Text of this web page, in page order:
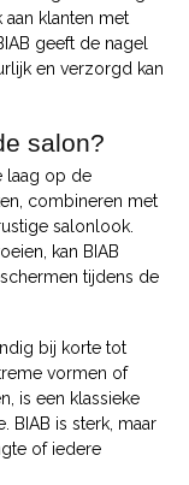
aan klanten met
geeft de nagel
en verzorgd kan
salon?
laag op de
combineren met
salonlook.
kan BIAB
tijdens de
bij korte tot
vormen of
is een klassieke
BIAB is sterk, maar
of iedere